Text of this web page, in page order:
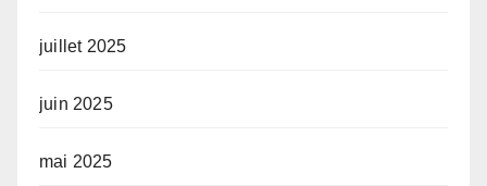
juillet 2025
juin 2025
mai 2025